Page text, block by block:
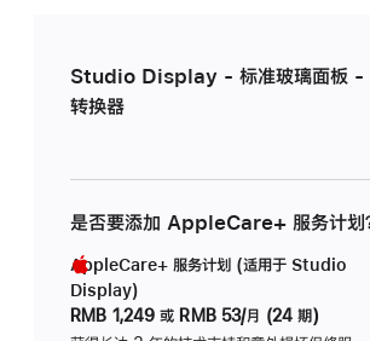
Studio Display - 标准玻璃面板 -
转换器
是否要添加 AppleCare+ 服务计划
AppleCare+ 服务计划 (适用于 Studio
Display)
RMB 1,249 或 RMB 53/月 (24 期)